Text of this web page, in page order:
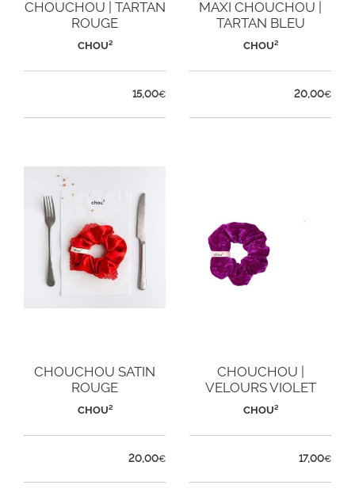
CHOUCHOU | TARTAN
ROUGE
CHOU²
15,00€
MAXI CHOUCHOU |
TARTAN BLEU
CHOU²
20,00€
CHOUCHOU SATIN
ROUGE
CHOU²
20,00€
CHOUCHOU |
VELOURS VIOLET
CHOU²
17,00€